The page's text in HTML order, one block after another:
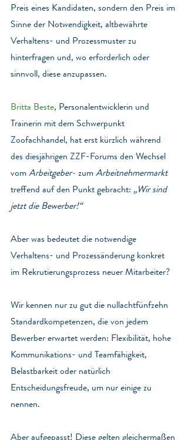
Preis eines Kandidaten, sondern den Preis im
Sinne der Notwendigkeit, altbewährte
Verhaltens- und Prozessmuster zu
hinterfragen und, wo erforderlich oder
sinnvoll, diese anzupassen.
Britta Beste, Personalentwicklerin und
Trainerin mit dem Schwerpunkt
Zoofachhandel, hat erst kürzlich während
des diesjährigen ZZF-Forums den Wechsel
vom Arbeitgeber- zum Arbeitnehmermarkt
treffend auf den Punkt gebracht: „Wir sind
jetzt die Bewerber!“
Aber was bedeutet die notwendige
Verhaltens- und Prozessänderung konkret
im Rekrutierungsprozess neuer Mitarbeiter?
Wir kennen nur zu gut die nullachtfünfzehn
Standardkompetenzen, die von jedem
Bewerber erwartet werden: Flexibilität, hohe
Kommunikations- und Teamfähigkeit,
Belastbarkeit oder natürlich
Entscheidungsfreude, um nur einige zu
nennen.
Aber aufgepasst! Diese gelten gleichermaßen